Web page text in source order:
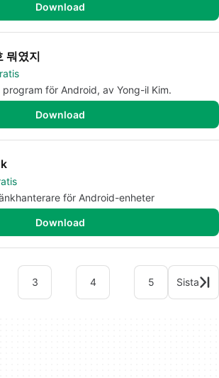
Download
뭐였지
för Android, av Yong-il Kim.
Download
för Android-enheter
Download
3 4 5 Sista